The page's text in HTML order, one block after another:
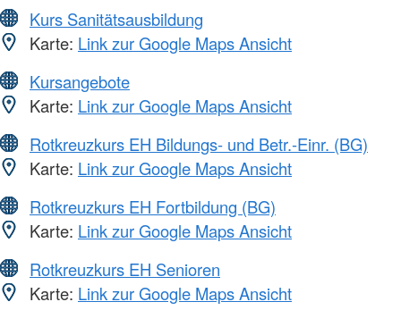
Kurs Sanitätsausbildung
Karte: Link zur Google Maps Ansicht
Kursangebote
Karte: Link zur Google Maps Ansicht
Rotkreuzkurs EH Bildungs- und Betr.-Einr. (BG)
Karte: Link zur Google Maps Ansicht
Rotkreuzkurs EH Fortbildung (BG)
Karte: Link zur Google Maps Ansicht
Rotkreuzkurs EH Senioren
Karte: Link zur Google Maps Ansicht